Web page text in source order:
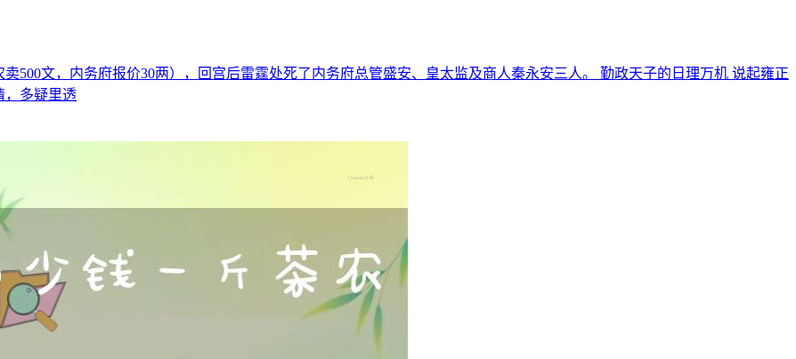
500文，内务府报价30两），回宫后雷霆处死了内务府总管盛安、皇太监及商人秦永安三人。 勤政天子的日理万机 说起雍正
，多疑里透